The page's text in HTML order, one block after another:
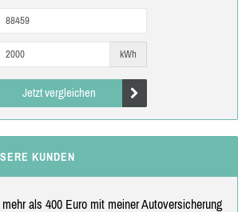
kWh
Jetzt vergleichen
KUNDEN
als 400 Euro mit meiner Autoversicherung